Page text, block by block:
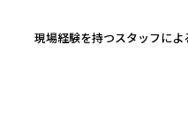
現場経験を持つスタッフによ